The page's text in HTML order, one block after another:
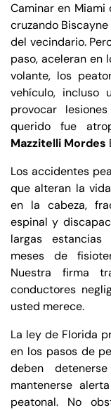
Caminar en
cruzando
del vecindario.
paso, aceleran en
volante, los
vehículo, incluso
provocar
querido fue
Mazzitelli Mordes
Los accidentes
que alteran la
en la cabeza,
espinal y
largas
meses de
Nuestra firma
conductores
usted merece.
La ley de Florida
en los pasos de
deben
mantenerse
peatonal. No